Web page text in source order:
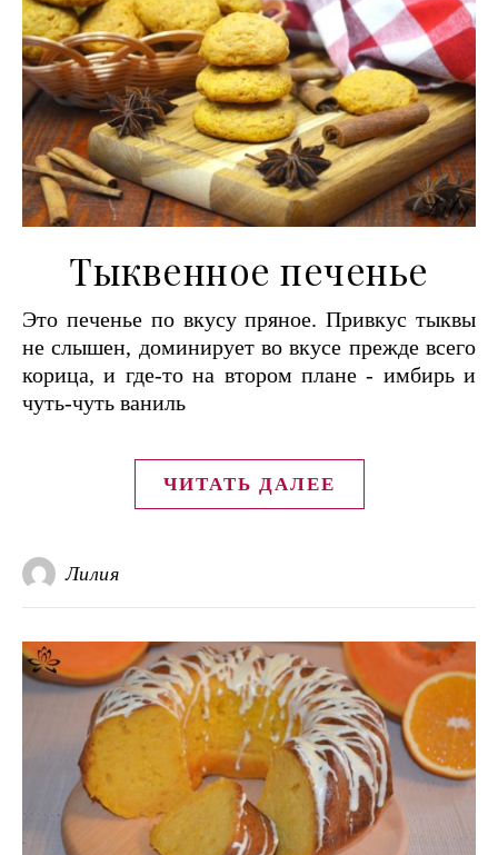
Тыквенное печенье
Это печенье по вкусу пряное. Привкус тыквы
не слышен, доминирует во вкусе прежде всего
корица, и где-то на втором плане - имбирь и
чуть-чуть ваниль
ЧИТАТЬ ДАЛЕЕ
Лилия